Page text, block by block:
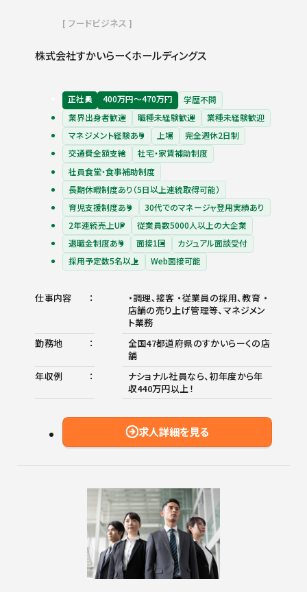
フードビジネス
株式会社すかいらーくホールディングス
正社員 400万円〜470万円
学歴不問
業界出身者歓迎
職種未経験歓迎
業種未経験歓迎
マネジメント経験あり
上場
完全週休2日制
交通費全額支給
社宅・家賃補助制度
社員食堂・食事補助制度
長期休暇制度あり（5日以上連続取得可能）
育児支援制度あり
30代でのマネージャ登用実績あり
2年連続売上UP
従業員数5000人以上の大企業
退職金制度あり
面接1回
カジュアル面談受付
採用予定数5名以上
Web面接可能
仕事内容
・調理、接客 ・従業員の採用、教育 ・
店舗の売り上げ管理等、マネジメン
ト業務
勤務地
全国47都道府県のすかいらーくの店
舗
年収例
ナショナル社員なら、初年度から年
収440万円以上！
求人詳細を見る